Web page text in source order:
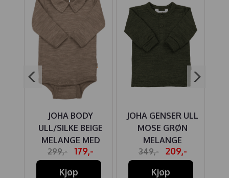
JOHA BODY
ULL/SILKE BEIGE
MELANGE MED
KRAGE
299,-
179,-
Kjøp
JOHA GENSER ULL
MOSE GRØN
MELANGE
349,-
209,-
Kjøp